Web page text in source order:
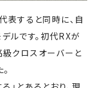
表すると同時に、自
ルです。初代RXが
級クロスオーバーと